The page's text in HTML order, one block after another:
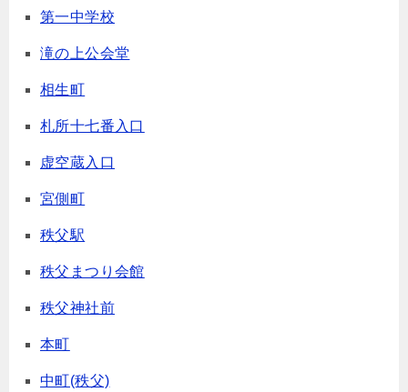
第一中学校
滝の上公会堂
相生町
札所十七番入口
虚空蔵入口
宮側町
秩父駅
秩父まつり会館
秩父神社前
本町
中町(秩父)